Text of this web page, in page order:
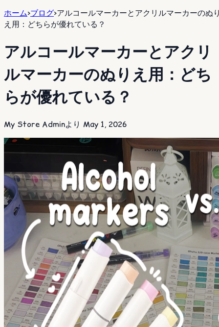
ホーム>ブログ>アルコールマーカーとアクリルマーカーのぬ
え用：どちらが優れている？
アルコールマーカーとアクリ
ルマーカーのぬりえ用：どち
らが優れている？
My Store Adminより May 1, 2026